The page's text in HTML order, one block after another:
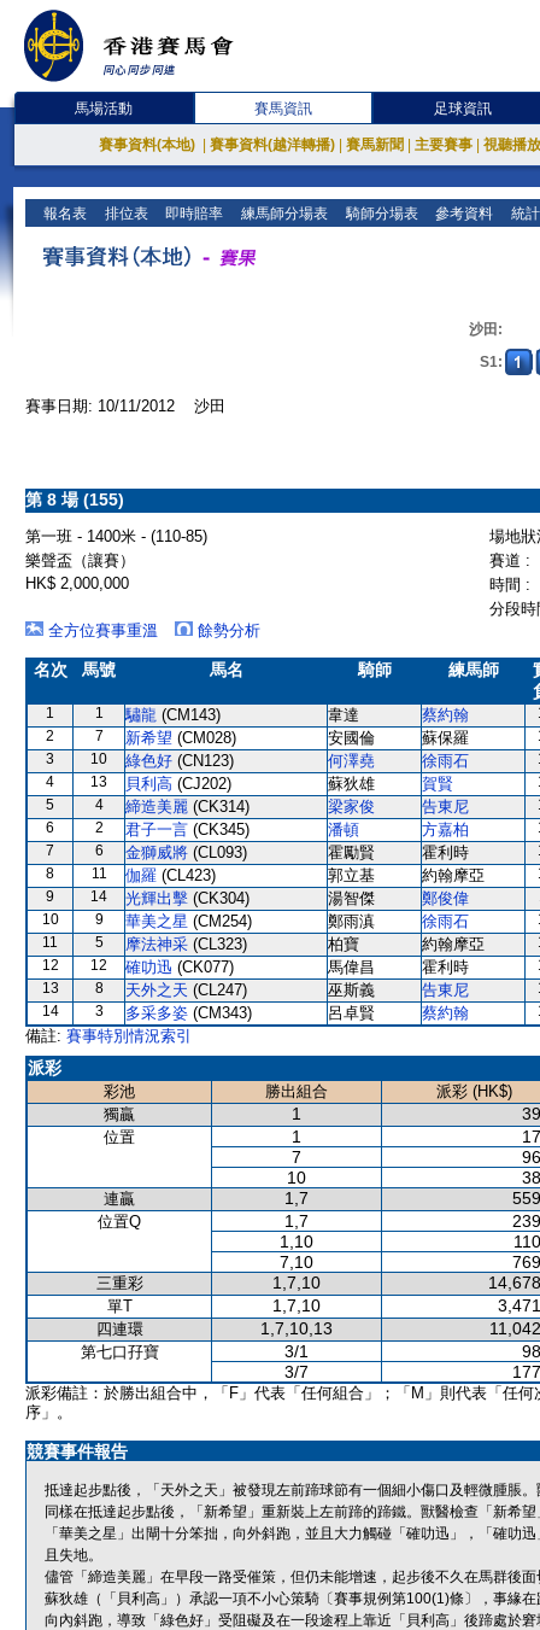
馬場活動 賽馬資訊 足球資訊
賽事資料(本地) 賽事資料(越洋轉播) 賽馬新聞 主要賽事 視聽播
報名表 排位表 即時賠率 練馬師分場表 騎師分場表 參考資料 統
沙田:
S1:
賽事日期: 10/11/2012 沙田
第 8 場 (155)
第一班 - 1400米 - (110-85)
場地
樂聲盃（讓賽）
賽道 :
HK$ 2,000,000
時間 :
分段
全方位賽事重溫
餘勢分析
名次 馬號 馬名 騎師 練馬師
1 1 驌龍 (CM143) 韋達 蔡約翰
2
7 新希望 (CM028) 安國倫 蘇保羅
3
10 綠色好 (CN123) 何澤堯 徐雨石
4
13 貝利高 (CJ202) 蘇狄雄 賀賢
5
4 締造美麗 (CK314) 梁家俊 告東尼
6
2 君子一言 (CK345) 潘頓 方嘉柏
7
6 金獅威將 (CL093) 霍勵賢 霍利時
8
11 伽羅 (CL423) 郭立基 約翰摩亞
9
14 光輝出擊 (CK304) 湯智傑 鄭俊偉
10
9 華美之星 (CM254) 鄭雨滇 徐雨石
11
5 摩法神采 (CL323) 柏寶 約翰摩亞
12
12 確叻迅 (CK077) 馬偉昌 霍利時
13
8 天外之天 (CL247) 巫斯義 告東尼
14
3 多采多姿 (CM343) 呂卓賢 蔡約翰
備註: 賽事特別情況索引
派彩
彩池 勝出組合
派彩 (HK$)
獨贏
1
位置 1
7
10
連贏 1,7
位置Q 1,7
1,10
7,10
三重彩 1,7,10
單T 1,7,10
四連環 1,7,10,13
第七口孖寶 3/1
3/7
派彩備註：於勝出組合中，「F」代表「任何組合」；「M」則代表「任何
序」。
競賽事件報告
抵達起步點後，「天外之天」被發現左前蹄球節有一個細小傷口及輕微腫脹
同樣在抵達起步點後，「新希望」重新裝上左前蹄的蹄鐵。獸醫檢查「新希
「華美之星」出閘十分笨拙，向外斜跑，並且大力觸碰「確叻迅」，「確叻
且失地。
儘管「締造美麗」在早段一路受催策，但仍未能增速，起步後不久在馬群後面
蘇狄雄（「貝利高」）承認一項不小心策騎〔賽事規例第100(1)條〕，事緣
向內斜跑，導致「綠色好」受阻礙及在一段途程上靠近「貝利高」後蹄處於